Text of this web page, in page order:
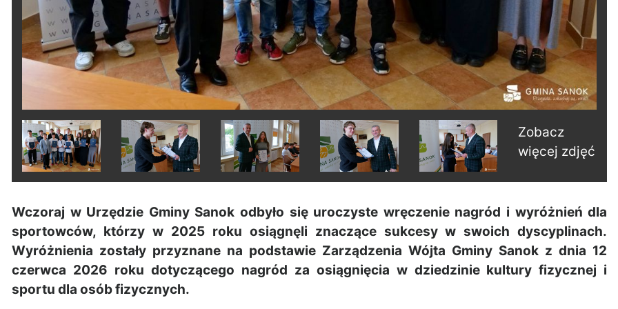
Zobacz
więcej zdjęć
Wczoraj w Urzędzie Gminy Sanok odbyło się uroczyste wręczenie nagród i wyróżnień dla
sportowców, którzy w 2025 roku osiągnęli znaczące sukcesy w swoich dyscyplinach.
Wyróżnienia zostały przyznane na podstawie Zarządzenia Wójta Gminy Sanok z dnia 12
czerwca 2026 roku dotyczącego nagród za osiągnięcia w dziedzinie kultury fizycznej i
sportu dla osób fizycznych.